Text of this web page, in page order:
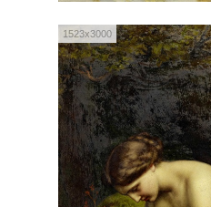
1523x3000